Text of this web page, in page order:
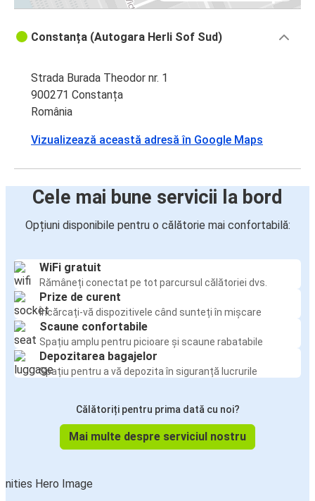
Constanța (Autogara Herli Sof Sud)
Strada Burada Theodor nr. 1
900271 Constanța
România
Vizualizează această adresă în Google Maps
Cele mai bune servicii la bord
Opțiuni disponibile pentru o călătorie mai confortabilă:
WiFi gratuit
Rămâneți conectat pe tot parcursul călătoriei dvs.
Prize de curent
Încărcați-vă dispozitivele când sunteți în mișcare
Scaune confortabile
Spațiu amplu pentru picioare și scaune rabatabile
Depozitarea bagajelor
Spațiu pentru a vă depozita în siguranță lucrurile
Călătoriți pentru prima dată cu noi?
Mai multe despre serviciul nostru